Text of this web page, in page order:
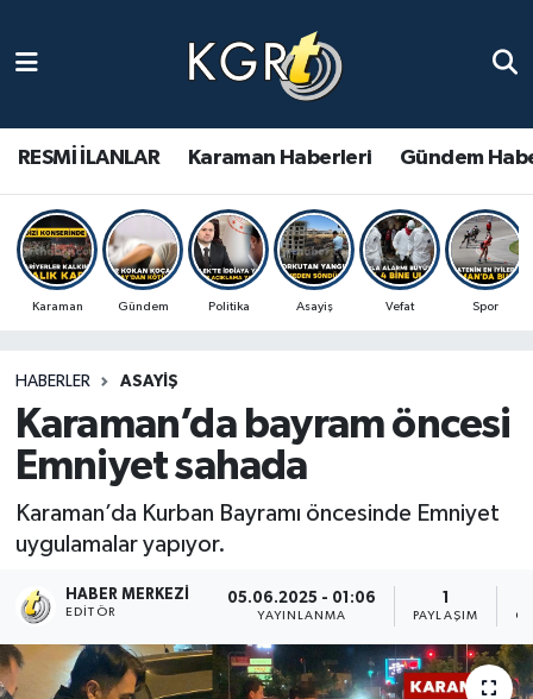
RESMİ İLANLAR Karaman Haberleri Gündem
Karaman Gündem Politika Asayiş Vefat Spor
HABERLER ASAYIŞ
Karaman’da bayram öncesi
Emniyet sahada
Karaman’da Kurban Bayramı öncesinde Emniyet
uygulamalar yapıyor.
HABER MERKEZI
EDITÖR
05.06.2025 - 01:06
YAYINLANMA
1
PAYLAŞIM
Gündem Haberleri
Güncel Haberler
Spor Haberleri
Ulusal Haberler
Vefat Edenler